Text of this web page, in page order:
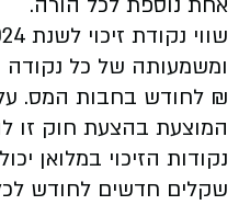
₪ לחודש בחבות המס.
המוצעת בהצעת חוק זו